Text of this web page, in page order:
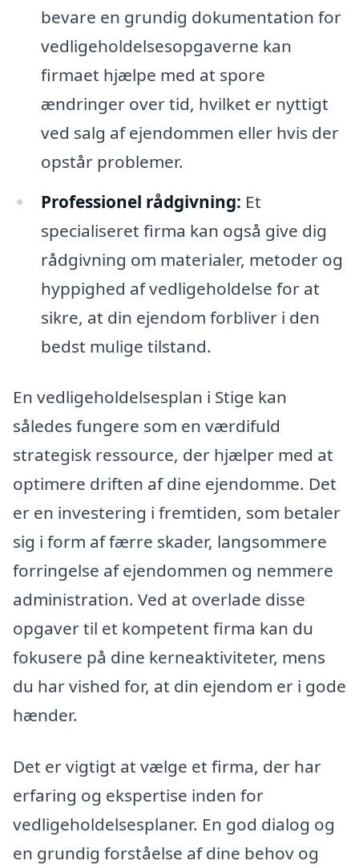
bevare en grundig dokumentation for
vedligeholdelsesopgaverne kan
firmaet hjælpe med at spore
ændringer over tid, hvilket er nyttigt
ved salg af ejendommen eller hvis der
opstår problemer.
Professionel rådgivning: Et
specialiseret firma kan også give dig
rådgivning om materialer, metoder og
hyppighed af vedligeholdelse for at
sikre, at din ejendom forbliver i den
bedst mulige tilstand.
En vedligeholdelsesplan i Stige kan
således fungere som en værdifuld
strategisk ressource, der hjælper med at
optimere driften af dine ejendomme. Det
er en investering i fremtiden, som betaler
sig i form af færre skader, langsommere
forringelse af ejendommen og nemmere
administration. Ved at overlade disse
opgaver til et kompetent firma kan du
fokusere på dine kerneaktiviteter, mens
du har vished for, at din ejendom er i gode
hænder.
Det er vigtigt at vælge et firma, der har
erfaring og ekspertise inden for
vedligeholdelsesplaner. En god dialog og
en grundig forståelse af dine behov og